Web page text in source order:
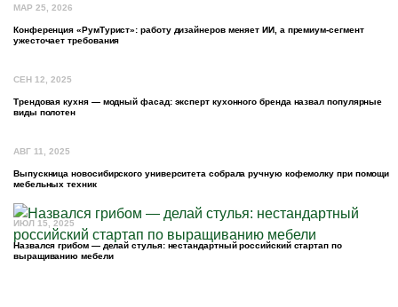
МАР 25, 2026
Конференция «РумТурист»: работу дизайнеров меняет ИИ, а премиум-сегмент
ужесточает требования
СЕН 12, 2025
Трендовая кухня — модный фасад: эксперт кухонного бренда назвал популярные
виды полотен
АВГ 11, 2025
Выпускница новосибирского университета собрала ручную кофемолку при помощи
мебельных техник
ИЮЛ 15, 2025
Назвался грибом — делай стулья: нестандартный российский стартап по
выращиванию мебели